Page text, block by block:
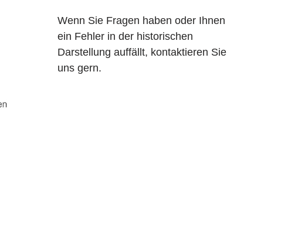
Wenn Sie Fragen haben oder Ihnen
ein Fehler in der historischen
Darstellung auffällt, kontaktieren Sie
uns gern.